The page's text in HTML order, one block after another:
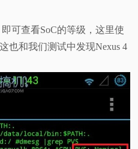
即可查看SoC的等级，这里使
也和我们测试中发现Nexus 4